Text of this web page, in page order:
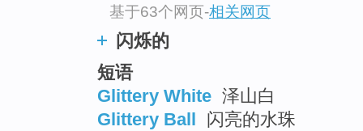
基于63个网页-相关网页
闪烁的
短语
Glittery White 泽山白
Glittery Ball 闪亮的水珠